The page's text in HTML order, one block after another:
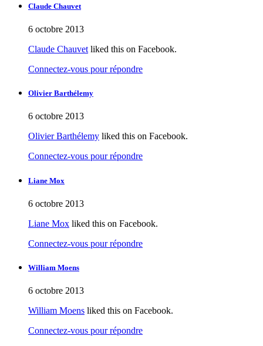
Claude Chauvet
6 octobre 2013
Claude Chauvet liked this on Facebook.
Connectez-vous pour répondre
Olivier Barthélemy
6 octobre 2013
Olivier Barthélemy liked this on Facebook.
Connectez-vous pour répondre
Liane Mox
6 octobre 2013
Liane Mox liked this on Facebook.
Connectez-vous pour répondre
William Moens
6 octobre 2013
William Moens liked this on Facebook.
Connectez-vous pour répondre